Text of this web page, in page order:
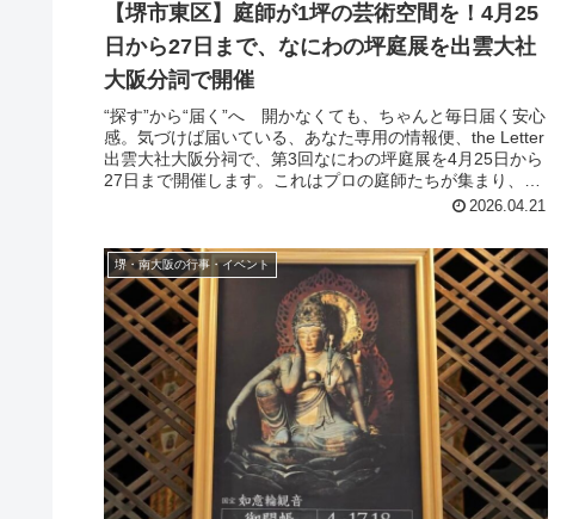
【堺市東区】庭師が1坪の芸術空間を！4月25
日から27日まで、なにわの坪庭展を出雲大社
大阪分詞で開催
“探す”から“届く”へ 開かなくても、ちゃんと毎日届く安心
感。気づけば届いている、あなた専用の情報便、the Letter
出雲大社大阪分祠で、第3回なにわの坪庭展を4月25日から
27日まで開催します。これはプロの庭師たちが集まり、1
2026.04.21
堺・南大阪の行事・イベント